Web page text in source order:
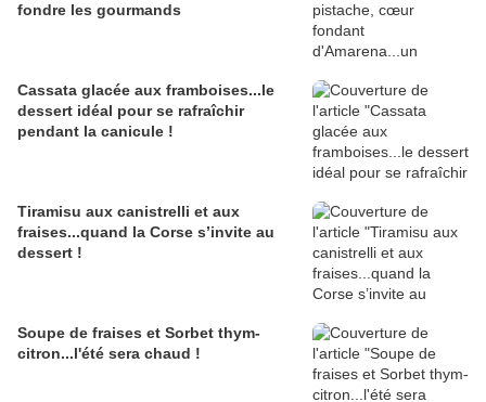
fondre les gourmands
Cassata glacée aux framboises...le
dessert idéal pour se rafraîchir
pendant la canicule !
Tiramisu aux canistrelli et aux
fraises...quand la Corse s’invite au
dessert !
Soupe de fraises et Sorbet thym-
citron...l'été sera chaud !